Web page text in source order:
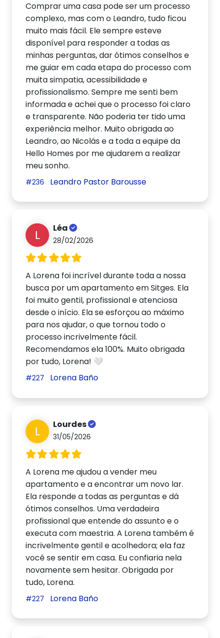
Comprar uma casa pode ser um processo
complexo, mas com o Leandro, tudo ficou
muito mais fácil. Ele sempre esteve
disponível para responder a todas as
minhas perguntas, dar ótimos conselhos e
me guiar em cada etapa do processo com
muita simpatia, acessibilidade e
profissionalismo. Sempre me senti bem
informada e achei que o processo foi claro
e transparente. Não poderia ter tido uma
experiência melhor. Muito obrigada ao
Leandro, ao Nicolás e a toda a equipe da
Hello Homes por me ajudarem a realizar
meu sonho.
#236 Leandro Pastor Barousse
L Léa
28/02/2026
A Lorena foi incrível durante toda a nossa
busca por um apartamento em Sitges. Ela
foi muito gentil, profissional e atenciosa
desde o início. Ela se esforçou ao máximo
para nos ajudar, o que tornou todo o
processo incrivelmente fácil.
Recomendamos ela 100%. Muito obrigada
por tudo, Lorena! 🤍
#227 Lorena Baño
L Lourdes
31/05/2026
A Lorena me ajudou a vender meu
apartamento e a encontrar um novo lar.
Ela responde a todas as perguntas e dá
ótimos conselhos. Uma verdadeira
profissional que entende do assunto e o
executa com maestria. A Lorena também é
incrivelmente gentil e acolhedora; ela faz
você se sentir em casa. Eu confiaria nela
novamente sem hesitar. Obrigada por
tudo, Lorena.
#227 Lorena Baño